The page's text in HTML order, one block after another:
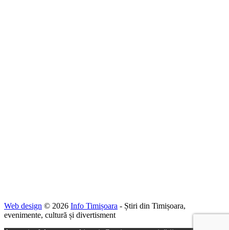
Web design © 2026 Info Timișoara - Știri din Timișoara,
evenimente, cultură și divertisment